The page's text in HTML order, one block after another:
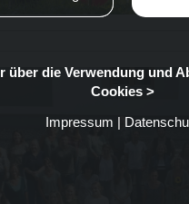
über die Verwendung und
Cookies >
Impressum |